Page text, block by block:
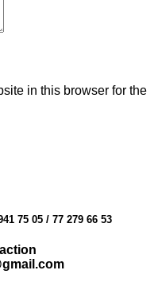
in this browser for the
75 05 / 77 279 66 53